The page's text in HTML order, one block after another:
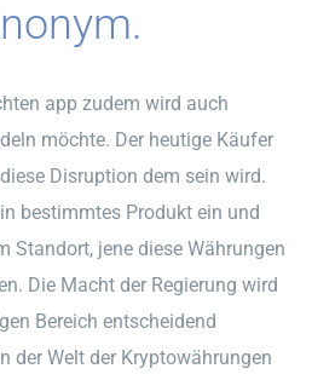
app zudem wird auch
möchte. Der heutige Käufer
Disruption dem sein wird.
bestimmtes Produkt ein und
Standort, jene diese Währungen
Die Macht der Regierung wird
Bereich entscheidend
der Welt der Kryptowährungen